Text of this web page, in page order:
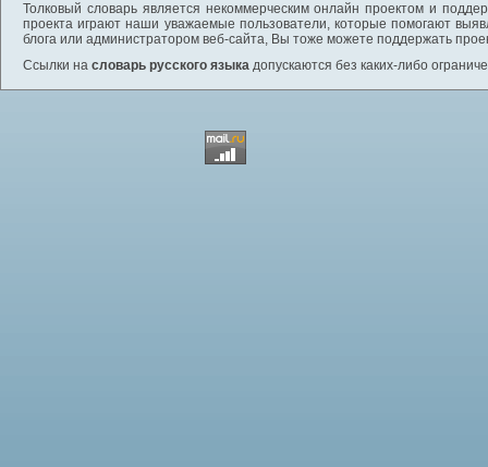
Толковый словарь является некоммерческим онлайн проектом и
проекта играют наши уважаемые пользователи, которые помогают
блога или администратором веб-сайта, Вы тоже можете поддержать
Ссылки на словарь русского языка допускаются без каких-либо